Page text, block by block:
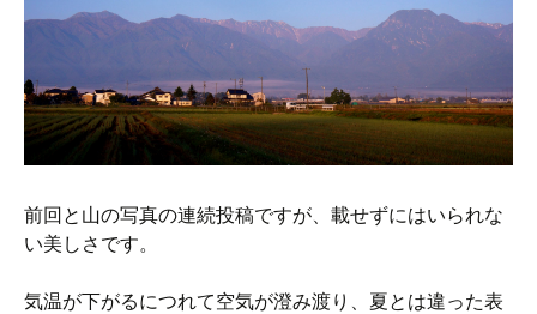
前回と山の写真の連続投稿ですが、載せずにはいられな
い美しさです。
気温が下がるにつれて空気が澄み渡り、夏とは違った表